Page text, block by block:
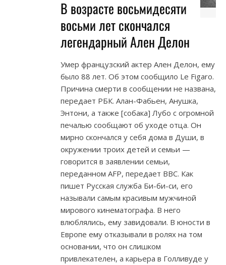
В возрасте восьмидесяти
восьми лет скончался
легендарный Ален Делон
Умер французский актер Ален Делон, ему
было 88 лет. Об этом сообщило Le Figaro.
Причина смерти в сообщении не названа,
передает РБК. Алан-Фабьен, Анушка,
Энтони, а также [собака] Лубо с огромной
печалью сообщают об уходе отца. Он
мирно скончался у себя дома в Души, в
окружении троих детей и семьи —
говорится в заявлении семьи,
переданном AFP, передает BBC. Как
пишет Русская служба Би-би-си, его
называли самым красивым мужчиной
мирового кинематографа. В него
влюблялись, ему завидовали. В юности в
Европе ему отказывали в ролях на том
основании, что он слишком
привлекателен, а карьера в Голливуде у